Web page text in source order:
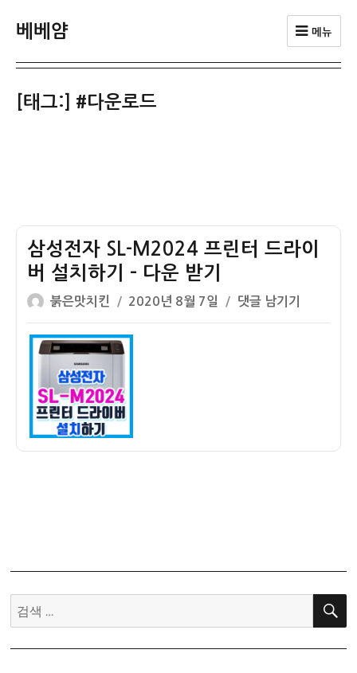
베베얌 메뉴
[태그:] #다운로드
삼성전자 SL-M2024 프린터 드라이
버 설치하기 – 다운 받기
글
쓴
이
붉은맛치킨
작
성
일
2020년 8월 7일
삼
성
댓글 남기기
검
색:
검